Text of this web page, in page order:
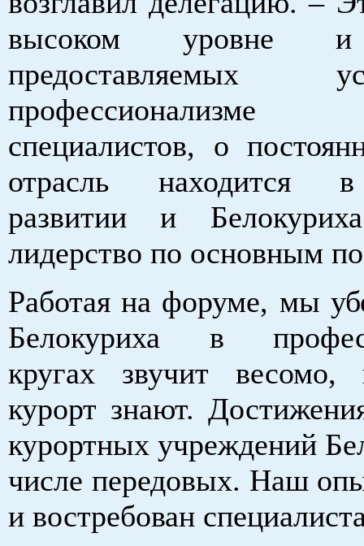
высоком уровне и
специалистов, о
отрасль находится
развитии и
лидерство по основным
Работая на форуме, мы
Белокуриха в
кругах звучит
курорт знают.
курортных учреждений
числе передовых. Наш
и востребован